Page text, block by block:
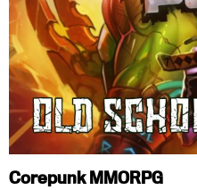
Corepunk MMORPG